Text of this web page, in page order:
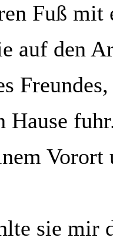
Fuß mit
auf den
Hause
sie mir